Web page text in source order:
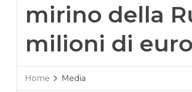
mirino della
milioni di euro
Home Media